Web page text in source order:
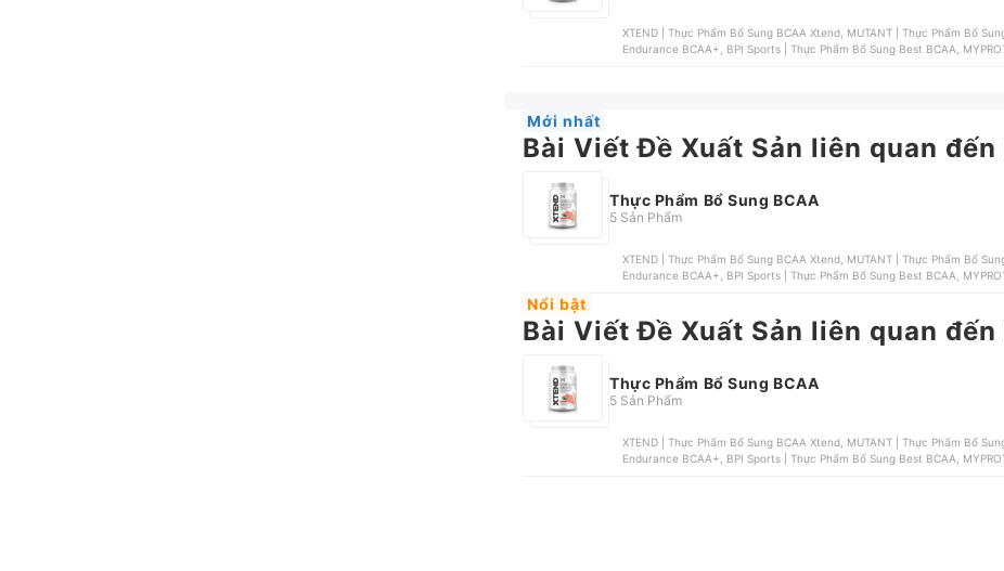
XTEND | Thực Phẩm Bổ Sung BCAA Xtend, MUTANT | Thực Phẩm Bổ
Endurance BCAA+, BPI Sports | Thực Phẩm Bổ Sung Best BCAA,
Mới nhất
Bài Viết Đề Xuất Sản liên quan đến
Thực Phẩm Bổ Sung BCAA
5 Sản Phẩm
XTEND | Thực Phẩm Bổ Sung BCAA Xtend, MUTANT | Thực Phẩm Bổ
Endurance BCAA+, BPI Sports | Thực Phẩm Bổ Sung Best BCAA,
Nổi bật
Bài Viết Đề Xuất Sản liên quan đến
Thực Phẩm Bổ Sung BCAA
5 Sản Phẩm
XTEND | Thực Phẩm Bổ Sung BCAA Xtend, MUTANT | Thực Phẩm Bổ
Endurance BCAA+, BPI Sports | Thực Phẩm Bổ Sung Best BCAA,